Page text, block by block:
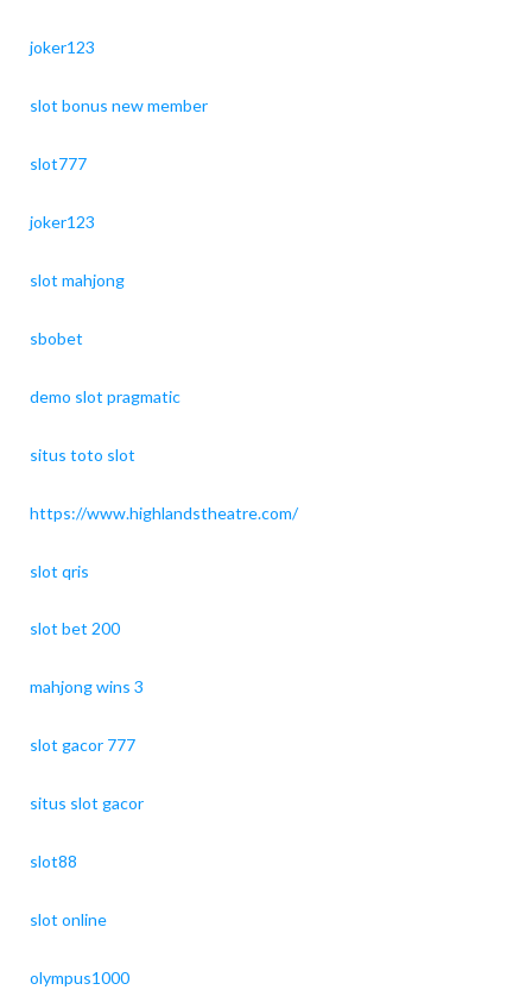
joker123
slot bonus new member
slot777
joker123
slot mahjong
sbobet
demo slot pragmatic
situs toto slot
https://www.highlandstheatre.com/
slot qris
slot bet 200
mahjong wins 3
slot gacor 777
situs slot gacor
slot88
slot online
olympus1000